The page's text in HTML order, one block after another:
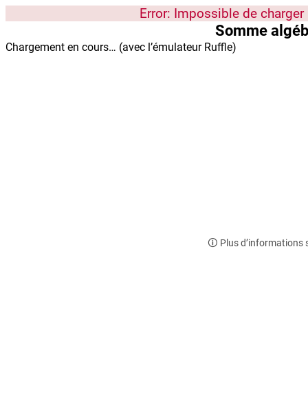
Error: Impossible de
Somme
Chargement en cours… (avec l’émulateur Ruffle)
🛈 Plus d’informations